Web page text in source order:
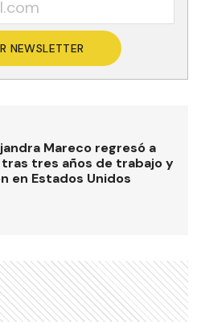
NEWSLETTER
Mareco regresó a
tras tres años de trabajo y
en Estados Unidos